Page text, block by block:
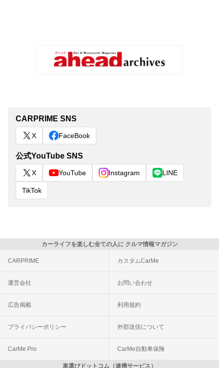
CARPRIME SNS
X FaceBook
公式YouTube SNS
X YouTube Instagram LINE
TikTok
カーライフを楽しむ全ての人に クルマ情報マガジン
CARPRIME カスタムCarMe
運営会社 お問い合わせ
広告掲載 利用規約
プライバシーポリシー 外部送信について
CarMe Pro CarMe自動車保険
車選びドットコム（連携サービス）